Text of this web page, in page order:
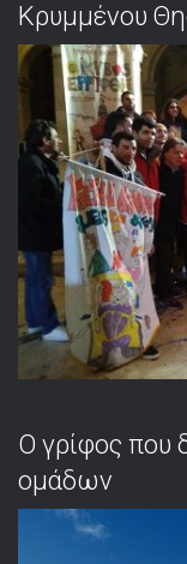
Κρυμμένου
Ο γρίφος που
ομάδων